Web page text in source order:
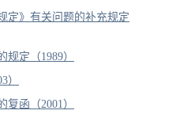
定》有关问题的补充规定
规定（1989）
）
复函（2001）